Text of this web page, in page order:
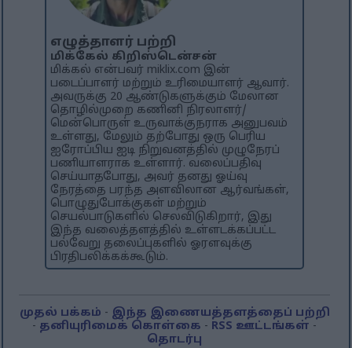
எழுத்தாளர் பற்றி
மிக்கேல் கிறிஸ்டென்சன்
மிக்கல் என்பவர் miklix.com இன்
படைப்பாளர் மற்றும் உரிமையாளர் ஆவார்.
அவருக்கு 20 ஆண்டுகளுக்கும் மேலான
தொழில்முறை கணினி நிரலாளர்/
மென்பொருள் உருவாக்குநராக அனுபவம்
உள்ளது, மேலும் தற்போது ஒரு பெரிய
ஐரோப்பிய ஐடி நிறுவனத்தில் முழுநேரப்
பணியாளராக உள்ளார். வலைப்பதிவு
செய்யாதபோது, ​​அவர் தனது ஓய்வு
நேரத்தை பரந்த அளவிலான ஆர்வங்கள்,
பொழுதுபோக்குகள் மற்றும்
செயல்பாடுகளில் செலவிடுகிறார், இது
இந்த வலைத்தளத்தில் உள்ளடக்கப்பட்ட
பல்வேறு தலைப்புகளில் ஓரளவுக்கு
பிரதிபலிக்கக்கூடும்.
முதல் பக்கம் - இந்த இணையத்தளத்தைப் பற்றி
- தனியுரிமைக் கொள்கை - RSS ஊட்டங்கள் -
தொடர்பு